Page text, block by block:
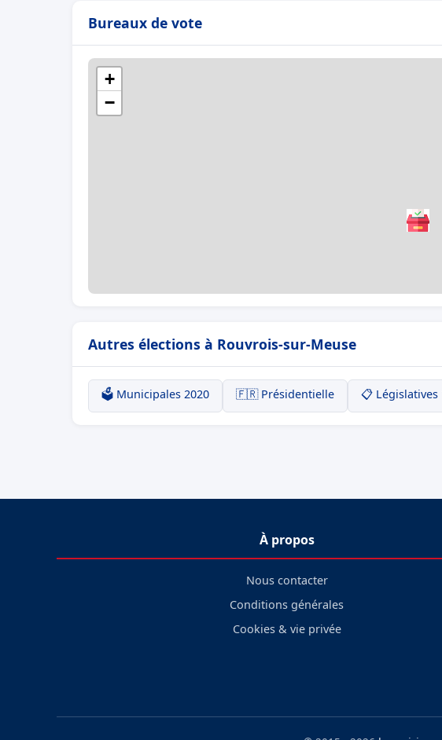
Bureaux de vote
+
−
Autres élections à Rouvrois-sur-Meuse
🗳️ Municipales 2020 🇫🇷 Présidentielle 📋 Législatives
À propos
Nous contacter
Conditions générales
Cookies & vie privée